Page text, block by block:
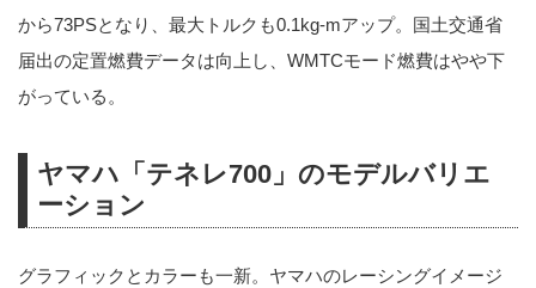
から73PSとなり、最大トルクも0.1kg-mアップ。国土交通省
届出の定置燃費データは向上し、WMTCモード燃費はやや下
がっている。
ヤマハ「テネレ700」のモデルバリエ
ーション
グラフィックとカラーも一新。ヤマハのレーシングイメージ